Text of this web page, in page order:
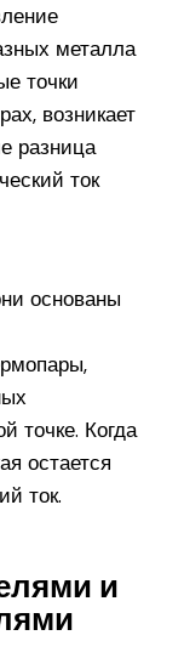
металла
точки
возникает
разница
ток
основаны
точке. Когда
остается
ток.
и